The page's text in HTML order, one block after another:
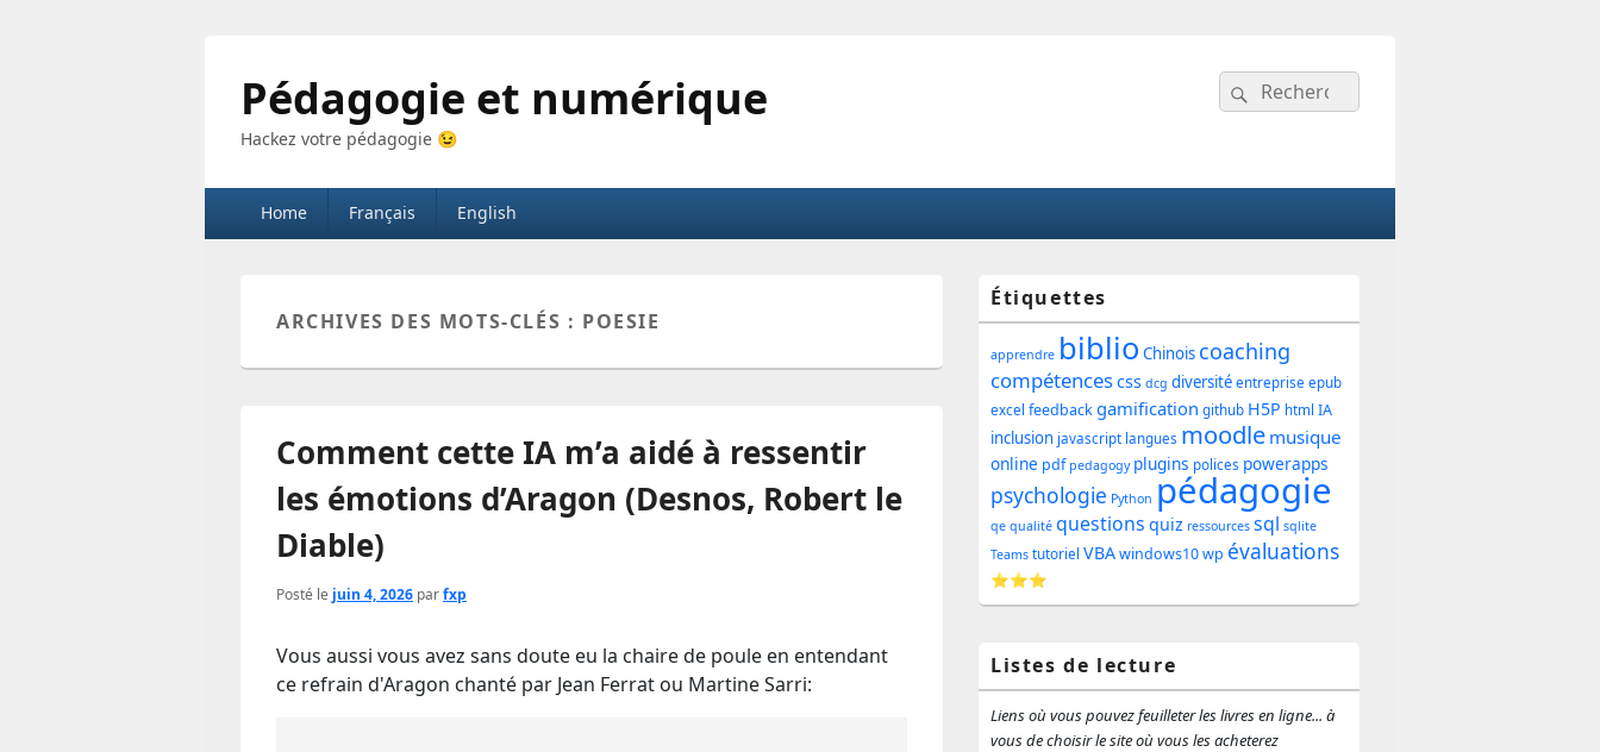
Pédagogie et numérique
Hackez votre pédagogie 😉
Recherche :
Rechercher
Menu
principal
Home Français English
ARCHIVES DES MOTS-CLÉS : POESIE
Comment cette IA m’a aidé à ressentir
les émotions d’Aragon (Desnos, Robert le
Diable)
Posté le juin 4, 2026 parfxp
Vous aussi vous avez sans doute eu la chaire de poule en entendant
ce refrain d'Aragon chanté par Jean Ferrat ou Martine Sarri:
Zone
principale
de
widget
pour
la
barre
latérale
Étiquettes
apprendre biblio Chinois coaching
compétencescss dcg diversité entreprise epub
excel feedbackgamification github H5P html IA
inclusion javascript langues moodle musique
online pdf pedagogy plugins polices powerapps
psychologie Python pédagogie
qe qualité questions quiz ressources sql sqlite
Teams tutoriel VBAwindows10wp évaluations
⭐⭐⭐
Listes de lecture
Liens où vous pouvez feuilleter les livres en ligne... à
vous de choisir le site où vous les acheterez